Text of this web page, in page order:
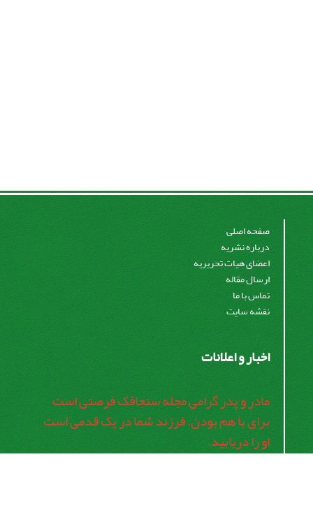
صفحه اصلی
درباره نشریه
اعضای هیات تحریریه
ارسال مقاله
تماس با ما
نقشه سایت
اخبار و اعلانات
مادر و پدر گرامی مجله سنجاقک فرصتی است
برای با هم بودن. فرزند شما در یک قدمی است
او را دریابید.